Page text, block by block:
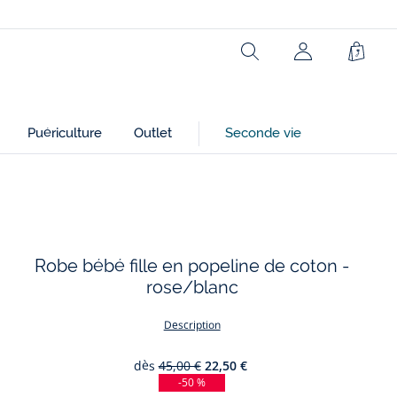
Rechercher
Mon
Puériculture Outlet Seconde vie
Robe bébé fille en popeline de coton -
rose/blanc
Description
dès 45,00 € 22,50 €
-50 %